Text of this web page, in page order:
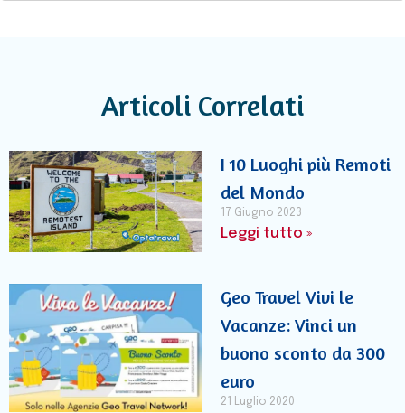
Articoli Correlati
I 10 Luoghi più Remoti
del Mondo
17 Giugno 2023
Leggi tutto »
Geo Travel Vivi le
Vacanze: Vinci un
buono sconto da 300
euro
21 Luglio 2020